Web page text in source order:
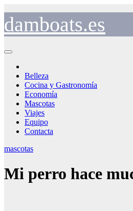
contenido
damboats.es
Belleza
Cocina y Gastronomía
Economía
Mascotas
Viajes
Equipo
Contacta
mascotas
Mi perro hace